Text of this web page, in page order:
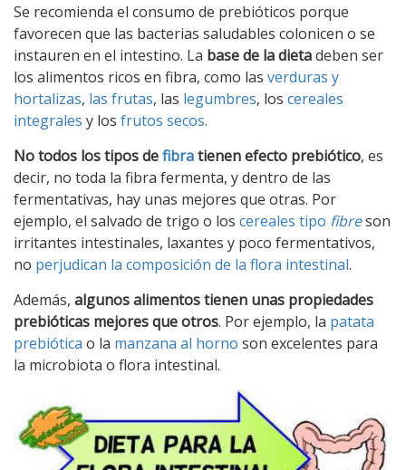
Se recomienda el consumo de prebióticos porque
favorecen que las bacterias saludables colonicen o se
instauren en el intestino. La base de la dietadeben ser
los alimentos ricos en fibra, como las verduras y
hortalizas, las frutas, las legumbres, los cereales
integrales y los frutos secos.
No todos los tipos defibratienen efecto prebiótico, es
decir, no toda la fibra fermenta, y dentro de las
fermentativas, hay unas mejores que otras. Por
ejemplo, el salvado de trigo o los cereales tipo fibreson
irritantes intestinales, laxantes y poco fermentativos,
no perjudican la composición de la flora intestinal.
Además, algunos alimentos tienen unas propiedades
prebióticas mejores que otros. Por ejemplo, la patata
prebiótica o la manzana al horno son excelentes para
la microbiota o flora intestinal.